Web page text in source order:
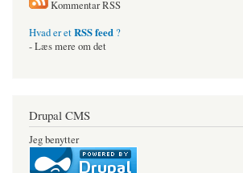
Kommentar RSS
Hvad er etRSS feed ?
- Læs mere om det
Drupal CMS
Jeg benytter